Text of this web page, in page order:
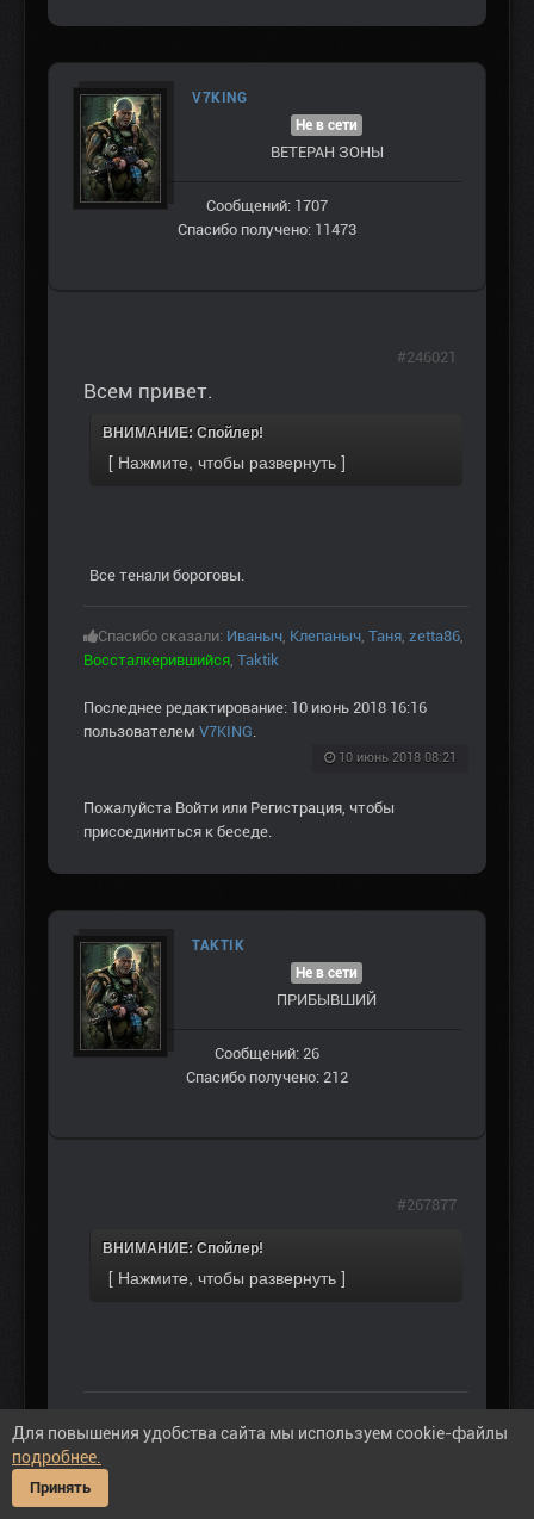
V7KING
Не в сети
ВЕТЕРАН ЗOНЫ
Сообщений: 1707
Спасибо получено: 11473
Всем привет.
ВНИМАНИЕ: Спойлер!
Все тенали бороговы.
Спасибо сказали: Иваныч Клепаныч Таня zetta86
Воссталкерившийся Taktik
Последнее редактирование: 10 июнь 2018 16:16
пользователем V7KING
10 июнь 2018 08:21
#246021
Пожалуйста Войти или Регистрация , чтобы
присоединиться к беседе.
TAKTIK
Не в сети
ПРИБЫВШИЙ
Сообщений: 26
Спасибо получено: 212
ВНИМАНИЕ: Спойлер!
#267877
Для повышения удобства сайта мы используем cookie-файлы
подробнее.
Принять